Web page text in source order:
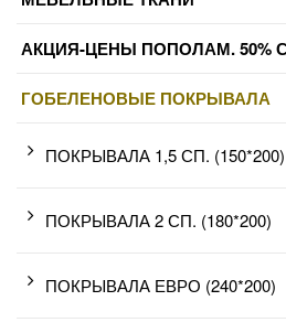
АКЦИЯ-ЦЕНЫ ПОПОЛАМ. 50%
ГОБЕЛЕНОВЫЕ ПОКРЫВАЛА
ПОКРЫВАЛА 1,5 СП. (150*200)
ПОКРЫВАЛА 2 СП. (180*200)
ПОКРЫВАЛА ЕВРО (240*200)